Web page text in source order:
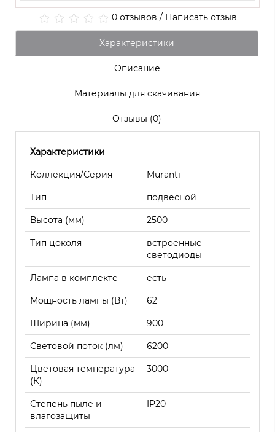
0 отзывов / Написать отзыв
Характеристики
Описание
Материалы для скачивания
Отзывы (0)
Характеристики
Коллекция/Серия Muranti
Тип подвесной
Высота (мм) 2500
Тип цоколя
встроенные
светодиоды
Лампа в комплекте есть
Мощность лампы (Вт) 62
Ширина (мм) 900
Световой поток (лм) 6200
Цветовая температура
(К)
3000
Степень пыле и
влагозащиты
IP20